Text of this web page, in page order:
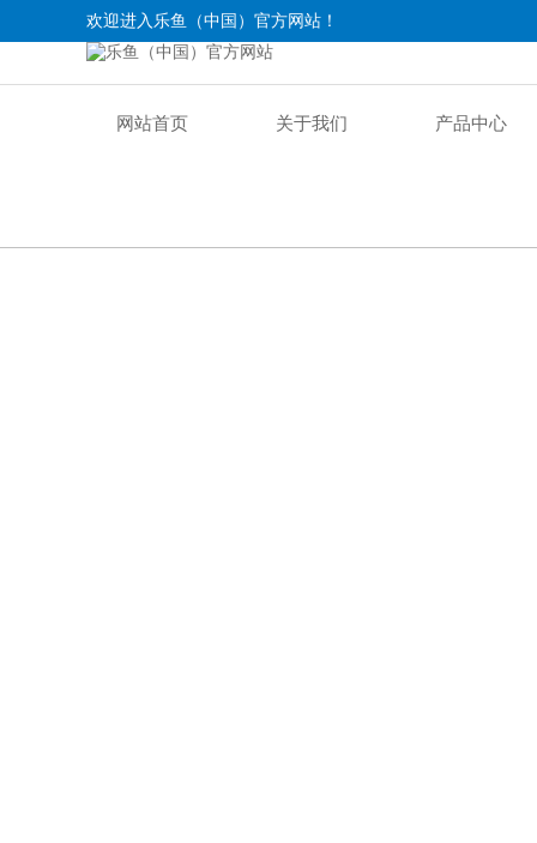
欢迎进入乐鱼（中国）官方网站！
网站首页 关于我们 产品中心